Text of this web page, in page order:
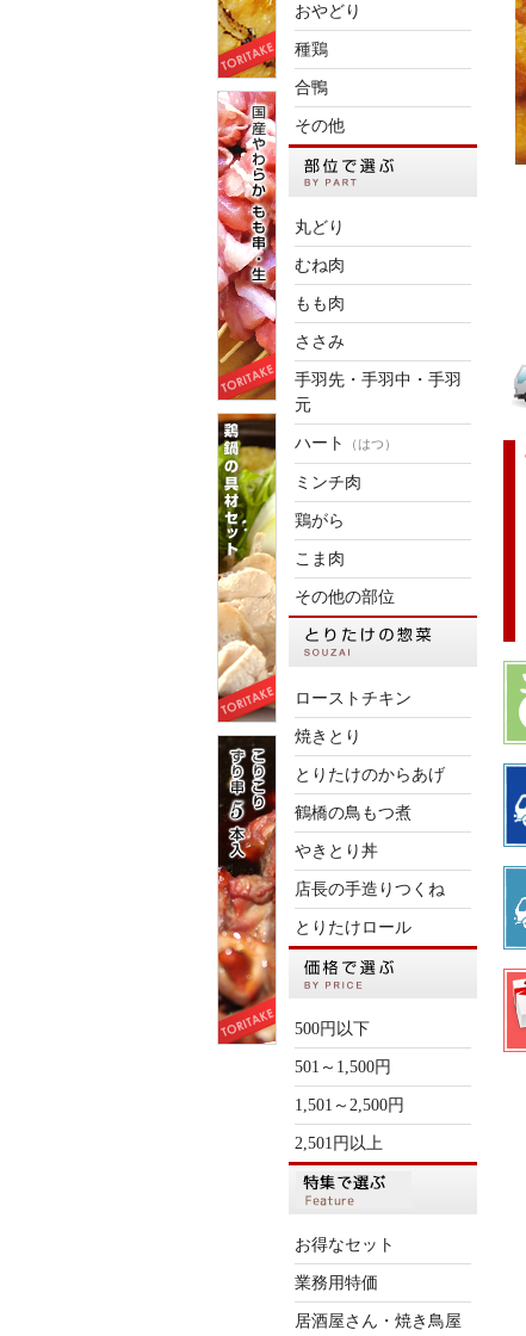
おやどり
種鶏
合鴨
その他
丸どり
むね肉
もも肉
ささみ
手羽先・手羽中・手羽
元
ハート （はつ）
ミンチ肉
鶏がら
こま肉
その他の部位
ローストチキン
焼きとり
とりたけのからあげ
鶴橋の鳥もつ煮
やきとり丼
店長の手造りつくね
とりたけロール
500円以下
501～1,500円
1,501～2,500円
2,501円以上
お得なセット
業務用特価
居酒屋さん・焼き鳥屋